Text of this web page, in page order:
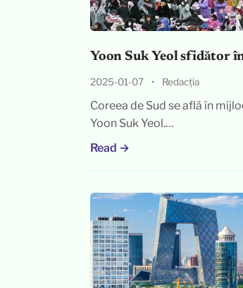
Yoon Suk Yeol sfidător
2025-01-07 • Redacția
Coreea de Sud se află în
Yoon Suk Yeol.…
Read →